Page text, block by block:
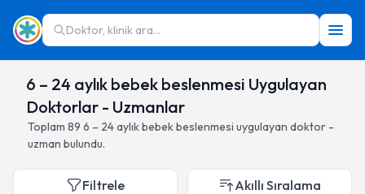
Doktor, klinik ara...
6 – 24 aylık bebek beslenmesi Uygulayan
Doktorlar - Uzmanlar
Toplam 89 6 – 24 aylık bebek beslenmesi uygulayan doktor -
uzman bulundu.
Filtrele Akıllı Sıralama